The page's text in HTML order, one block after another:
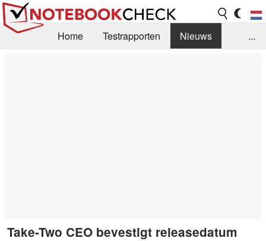
Home Testrapporten
Nieuws
...
Take-Two CEO bevestigt releasedatum